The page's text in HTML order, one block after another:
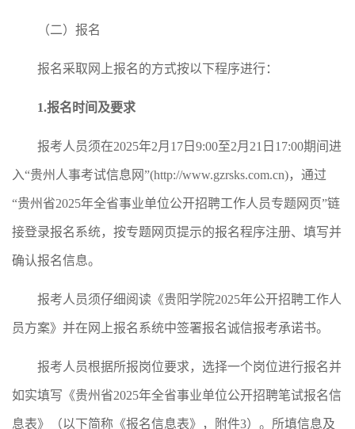
（二）报名
报名采取网上报名的方式按以下程序进行：
1.报名时间及要求
报考人员须在2025年2月17日9:00至2月21日17:00期间进
入“贵州人事考试信息网”(http://www.gzrsks.com.cn)，通过
“贵州省2025年全省事业单位公开招聘工作人员专题网页”链
接登录报名系统，按专题网页提示的报名程序注册、填写并
确认报名信息。
报考人员须仔细阅读《贵阳学院2025年公开招聘工作人
员方案》并在网上报名系统中签署报名诚信报考承诺书。
报考人员根据所报岗位要求，选择一个岗位进行报名并
如实填写《贵州省2025年全省事业单位公开招聘笔试报名信
息表》（以下简称《报名信息表》，附件3）。所填信息及